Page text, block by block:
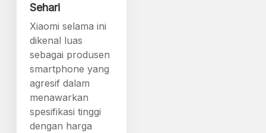
Sehari
Xiaomi selama ini
dikenal luas
sebagai produsen
smartphone yang
agresif dalam
menawarkan
spesifikasi tinggi
dengan harga